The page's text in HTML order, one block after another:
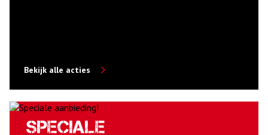
Bekijk alle acties
Speciale